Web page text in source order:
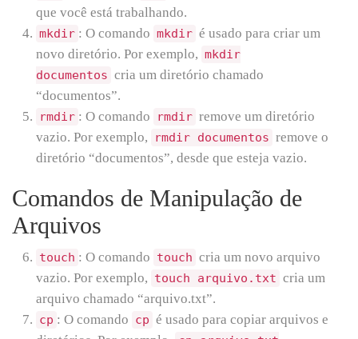
que você está trabalhando.
mkdir : O comando mkdir é usado para criar um
novo diretório. Por exemplo, mkdir
documentos cria um diretório chamado
“documentos”.
rmdir : O comando rmdir remove um diretório
vazio. Por exemplo,
rmdir documentos remove o
diretório “documentos”, desde que esteja vazio.
Comandos de Manipulação de
Arquivos
touch : O comando touch cria um novo arquivo
vazio. Por exemplo, touch arquivo.txt cria um
arquivo chamado “arquivo.txt”.
cp : O comando cp é usado para copiar arquivos e